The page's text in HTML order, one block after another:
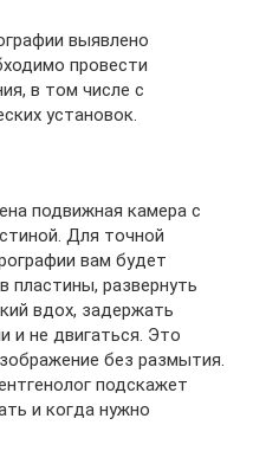
выявлено
провести
в том числе с
установок.
подвижная камера с
Для точной
вам будет
пластины, развернуть
вдох, задержать
и не двигаться. Это
без размытия.
подскажет
и когда нужно